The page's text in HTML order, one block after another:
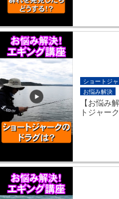
ショートジ
お悩み解決
【お悩み
トジャー